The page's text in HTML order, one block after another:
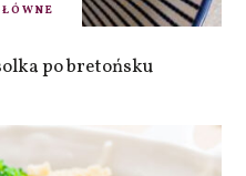
po bretońsku